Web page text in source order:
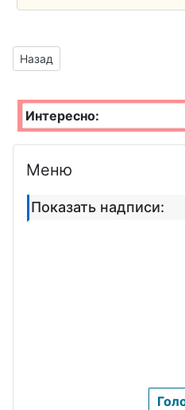
Предыдущий материал:
Назад
Интересно:
Меню
Показать надписи: